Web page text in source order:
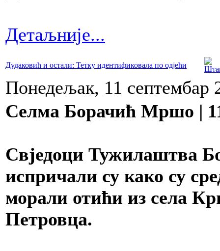
Детаљније...
Дудаковић и остали: Тетку идентификовала по одјећи
Понедељак, 11 септембар
Селма Борачић Мршо |
Свједоци Тужилаштва
испричали су како су
морали отићи из села
Петровца.